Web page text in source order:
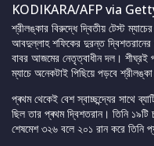
KODIKARA/AFP via
শ্রীলঙ্কার বিরুদ্ধে দ্বিতীয় টেস্ট
আবদুল্লাহ শফিকের দুরন্ত দ্বিশতরানের
বাবর আজমের নেতৃত্বাধীন দল। শীঘ্রই
ম্যাচে অনেকটাই পিছিয়ে পড়বে
প্ৰথম থেকেই বেশ স্বাচ্ছন্দ্যের সাথে
ছিল তার প্ৰথম দ্বিশতরান। তিনি
শেষমেশ ৩২৬ বলে ২০১ রান করে তিনি